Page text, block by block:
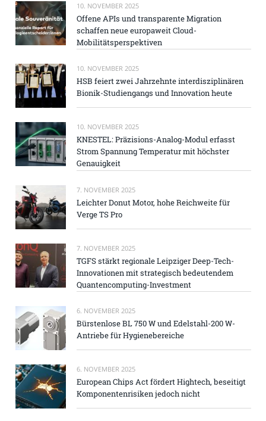
10. NOVEMBER 2025
Offene APIs und transparente Migration
schaffen neue europaweit Cloud-
Mobilitätsperspektiven
10. NOVEMBER 2025
HSB feiert zwei Jahrzehnte interdisziplinären
Bionik-Studiengangs und Innovation heute
10. NOVEMBER 2025
KNESTEL: Präzisions-Analog-Modul erfasst
Strom Spannung Temperatur mit höchster
Genauigkeit
7. NOVEMBER 2025
Leichter Donut Motor, hohe Reichweite für
Verge TS Pro
7. NOVEMBER 2025
TGFS stärkt regionale Leipziger Deep-Tech-
Innovationen mit strategisch bedeutendem
Quantencomputing-Investment
6. NOVEMBER 2025
Bürstenlose BL 750 W und Edelstahl-200 W-
Antriebe für Hygienebereiche
6. NOVEMBER 2025
European Chips Act fördert Hightech, beseitigt
Komponentenrisiken jedoch nicht